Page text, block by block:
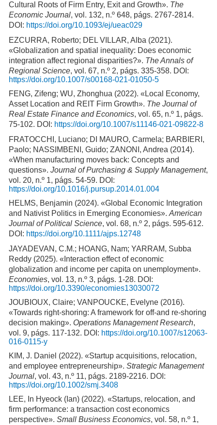
Cultural Roots of Firm Entry, Exit and Growth». The
Economic Journal, vol. 132, n.º 648, págs. 2767-2814.
DOI: https://doi.org/10.1093/ej/ueac029
EZCURRA, Roberto; DEL VILLAR, Alba (2021).
«Globalization and spatial inequality: Does economic
integration affect regional disparities?». The Annals of
Regional Science, vol. 67, n.º 2, págs. 335-358. DOI:
https://doi.org/10.1007/s00168-021-01050-5
FENG, Zifeng; WU, Zhonghua (2022). «Local Economy,
Asset Location and REIT Firm Growth». The Journal of
Real Estate Finance and Economics, vol. 65, n.º 1, págs.
75-102. DOI: https://doi.org/10.1007/s11146-021-09822-8
FRATOCCHI, Luciano; DI MAURO, Carmela; BARBIERI,
Paolo; NASSIMBENI, Guido; ZANONI, Andrea (2014).
«When manufacturing moves back: Concepts and
questions». Journal of Purchasing & Supply Management,
vol. 20, n.º 1, págs. 54-59. DOI:
https://doi.org/10.1016/j.pursup.2014.01.004
HELMS, Benjamin (2024). «Global Economic Integration
and Nativist Politics in Emerging Economies». American
Journal of Political Science, vol. 68, n.º 2, págs. 595-612.
DOI: https://doi.org/10.1111/ajps.12748
JAYADEVAN, C.M.; HOANG, Nam; YARRAM, Subba
Reddy (2025). «Interaction effect of economic
globalization and income per capita on unemployment».
Economies, vol. 13, n.º 3, págs. 1-28. DOI:
https://doi.org/10.3390/economies13030072
JOUBIOUX, Claire; VANPOUCKE, Evelyne (2016).
«Towards right-shoring: A framework for off-and re-shoring
decision making». Operations Management Research,
vol. 9, págs. 117-132. DOI: https://doi.org/10.1007/s12063-
016-0115-y
KIM, J. Daniel (2022). «Startup acquisitions, relocation,
and employee entrepreneurship». Strategic Management
Journal, vol. 43, n.º 11, págs. 2189-2216. DOI:
https://doi.org/10.1002/smj.3408
LEE, In Hyeock (Ian) (2022). «Startups, relocation, and
firm performance: a transaction cost economics
perspective». Small Business Economics, vol. 58, n.º 1,